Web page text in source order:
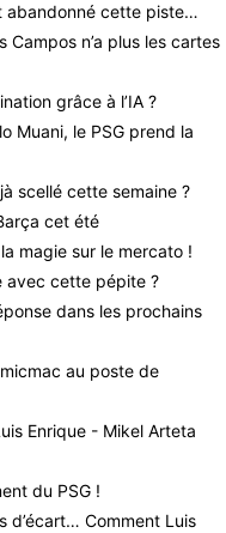
abandonné cette piste…
Campos n’a plus les cartes
grâce à l’IA ?
Muani, le PSG prend la
scellé cette semaine ?
cet été
magie sur le mercato !
avec cette pépite ?
dans les prochains
au poste de
Enrique - Mikel Arteta
du PSG !
d’écart… Comment Luis